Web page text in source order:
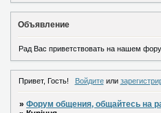
Объявление
Рад Вас приветствовать на нашем
Привет, Гость! Войдитеили
»Форум общения, общайтесь на